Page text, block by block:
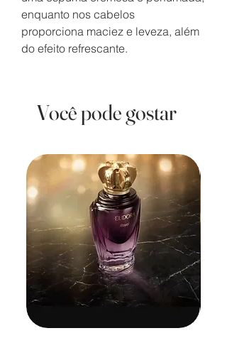
enquanto nos cabelos
proporciona maciez e leveza, além
do efeito refrescante.
Você pode gostar